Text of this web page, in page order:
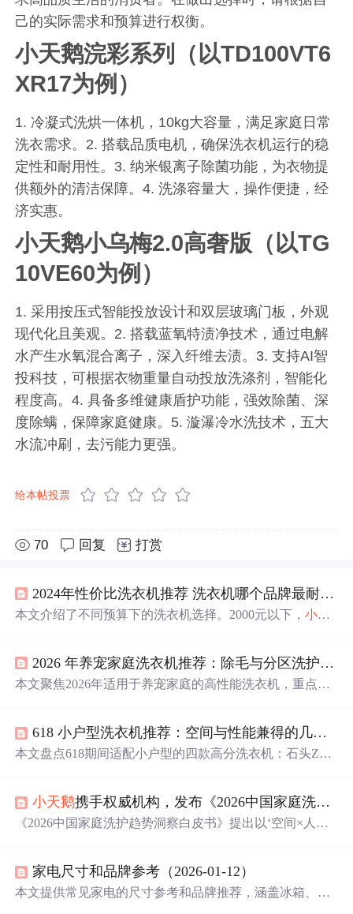
己的实际需求和预算进行权衡。
小天鹅浣彩系列（以TD100VT6
XR17为例）
1. 冷凝式洗烘一体机，10kg大容量，满足家庭日常
洗衣需求。2. 搭载品质电机，确保洗衣机运行的稳
定性和耐用性。3. 纳米银离子除菌功能，为衣物提
供额外的清洁保障。4. 洗涤容量大，操作便捷，经
济实惠。
小天鹅小乌梅2.0高奢版（以TG
10VE60为例）
1. 采用按压式智能投放设计和双层玻璃门板，外观
现代化且美观。2. 搭载蓝氧特渍净技术，通过电解
水产生水氧混合离子，深入纤维去渍。3. 支持AI智
投科技，可根据衣物重量自动投放洗涤剂，智能化
程度高。4. 具备多维健康盾护功能，强效除菌、深
度除螨，保障家庭健康。5. 漩瀑冷水洗技术，五大
水流冲刷，去污能力更强。
给本帖投票
70 回复 打赏
2024年性价比洗衣机推荐 洗衣机哪个品牌最耐用质量好
本文介绍了不同预算下的洗衣机选择。2000元以下，小天
高、自清洁强；3000元以上，小天鹅 小乌梅SC83等有高级
配置，能满足不同预算需求。
2026 年养宠家庭洗衣机推荐：除毛与分区洗护的高效解决方案
本文聚焦2026年适用于养宠家庭的高性能洗衣机，重点分
净级毛屑过滤、四重除毛系统）、分区洗护（多筒独立水
路、专衣专筒）、热泵烘干（AI宙斯热泵3.0/2.0、低温柔
与异味细菌等实际痛点。
618 小户型洗衣机推荐：空间与性能兼得的几款高分型号盘点
本文盘点618期间适配小户型的四款高分洗衣机：石头Z1 P
0（水魔方冷水洗、蓝氧除菌）、卡萨帝C3 3S（壁挂式、
UVC除菌）。重点聚焦空间适配性、洗烘性能、除菌技术
小天鹅携手权威机构，发布《2026中国家庭洗护趋势洞察白皮书》定义洗护新标杆
《2026中国家庭洗护趋势洞察白皮书》提出以‘空间×人
分析消费行为变迁，结合人工智能技术支撑个性化推荐与
全龄交互体验，推动行业从参数竞争转向场景化、模块
家电尺寸和品牌参考（2026-01-12）
本文提供常见家电的尺寸参考和品牌推荐，涵盖冰箱、洗